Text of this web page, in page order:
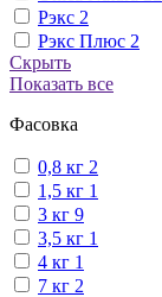
Рэкс 2
Рэкс Плюс 2
Скрыть
Показать все
Фасовка
0,8 кг 2
1,5 кг 1
3 кг 9
3,5 кг 1
4 кг 1
7 кг 2